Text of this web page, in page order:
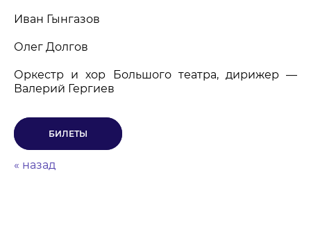
Иван Гынгазов
Олег Долгов
Оркестр и хор Большого театра, дирижер —
Валерий Гергиев
БИЛЕТЫ
« назад